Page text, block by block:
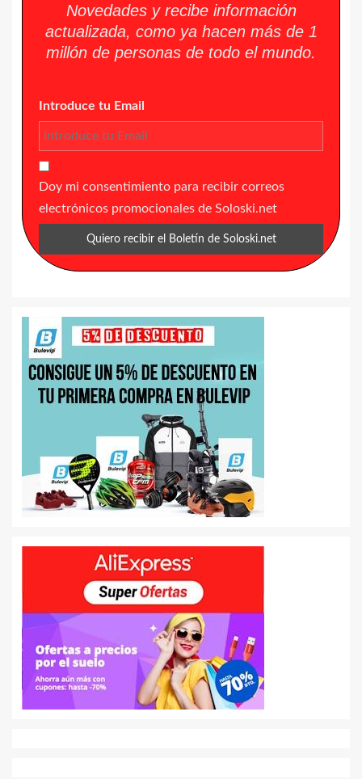
Novedades y recibe información
actualizada, como ya hacen más de 1
millón de personas de todo el mundo.
Introduce tu Email
Doy mi consentimiento para recibir correos
electrónicos promocionales de Soloski.net